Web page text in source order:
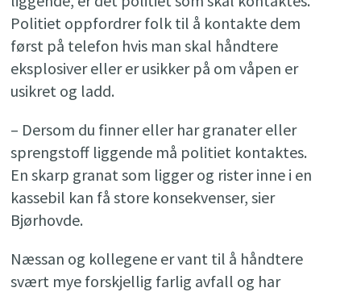
Politiet oppfordrer folk til å kontakte dem
først på telefon hvis man skal håndtere
eksplosiver eller er usikker på om våpen er
usikret og ladd.
– Dersom du finner eller har granater eller
sprengstoff liggende må politiet kontaktes.
En skarp granat som ligger og rister inne i en
kassebil kan få store konsekvenser, sier
Bjørhovde.
Næssan og kollegene er vant til å håndtere
svært mye forskjellig farlig avfall og har